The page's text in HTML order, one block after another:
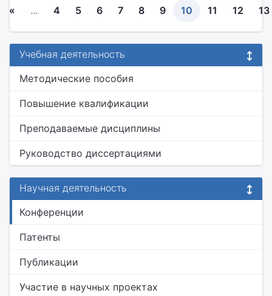
« … 4 5 6 7 8 9 10 11 12 13
Учебная деятельность
Методические пособия
Повышение квалификации
Преподаваемые дисциплины
Руководство диссертациями
Научная деятельность
Конференции
Патенты
Публикации
Участие в научных проектах